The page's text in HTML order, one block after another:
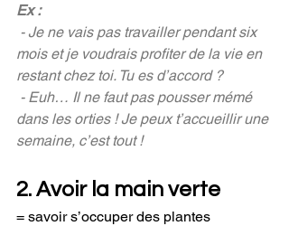
Ex :
mois et je voudrais profiter de la vie en
restant chez toi. Tu es d’accord ?
dans les orties ! Je peux t’accueillir une
semaine, c’est tout !
2. Avoir la main verte
= savoir s’occuper des plantes